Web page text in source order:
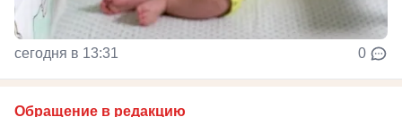
сегодня в 13:31 0
Обращение в редакцию